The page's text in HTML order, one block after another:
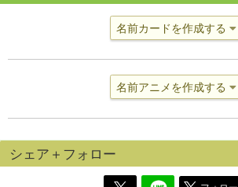
名前カードを作成する
名前アニメを作成する
シェア＋フォロー